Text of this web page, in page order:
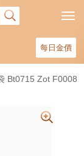
每日金價
Bt0715 Zot F0008